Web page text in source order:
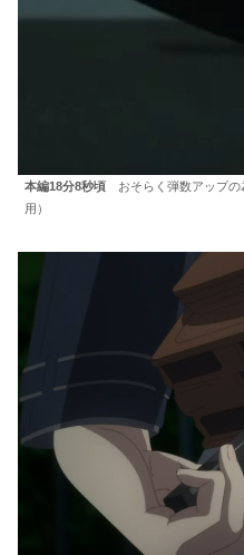
本編18分8秒頃 おそらく弾数アップの
用）